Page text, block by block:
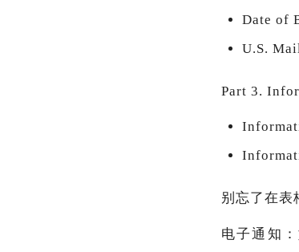
Date of
U.S.
Part 3.
别忘了在表
电子通知